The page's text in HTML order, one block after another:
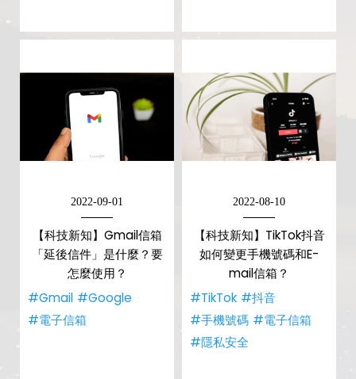
2022-09-01
【科技新知】Gmail信箱
「延後信件」是什麼？要
怎麼使用？
#Gmail #Google
#電子信箱
2022-08-10
【科技新知】TikTok抖音
如何變更手機號碼和E-
mail信箱？
#TikTok #抖音
#手機號碼 #電子信箱
#隱私安全